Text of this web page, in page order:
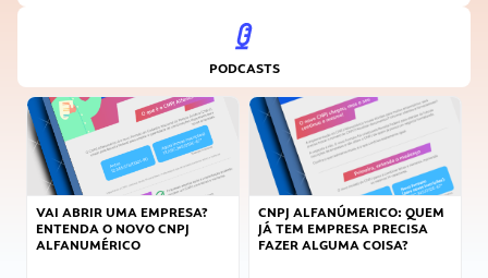
PODCASTS
VAI ABRIR UMA EMPRESA?
ENTENDA O NOVO CNPJ
ALFANUMÉRICO
CNPJ ALFANÚMERICO: QUEM
JÁ TEM EMPRESA PRECISA
FAZER ALGUMA COISA?